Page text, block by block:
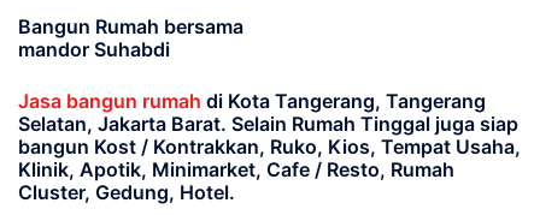
Bangun Rumah bersama
mandor Suhabdi
Jasa bangun rumah di Kota Tangerang, Tangerang
Selatan, Jakarta Barat. Selain Rumah Tinggal juga siap
bangun Kost / Kontrakkan, Ruko, Kios, Tempat Usaha,
Klinik, Apotik, Minimarket, Cafe / Resto, Rumah
Cluster, Gedung, Hotel.